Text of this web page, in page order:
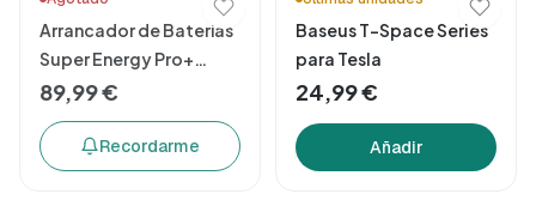
Arrancador de Baterías
Super Energy Pro+
1200A
89,99 €
Recordarme
Baseus T-Space Series
para Tesla
24,99 €
Añadir